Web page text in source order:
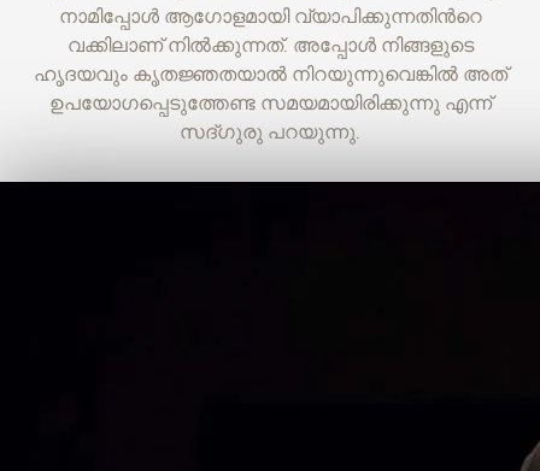
നാമിപ്പോള്‍ ആഗോളമായി വ്യാപിക്കുന്നതിന്‍റെ
വക്കിലാണ് നിൽക്കുന്നത്. അപ്പോൾ നിങ്ങളുടെ
ഹൃദയവും കൃതജ്ഞതയാൽ നിറയുന്നുവെങ്കിൽ അത്
ഉപയോഗപ്പെടുത്തേണ്ട സമയമായിരിക്കുന്നു എന്ന്
സദ്ഗുരു പറയുന്നു.